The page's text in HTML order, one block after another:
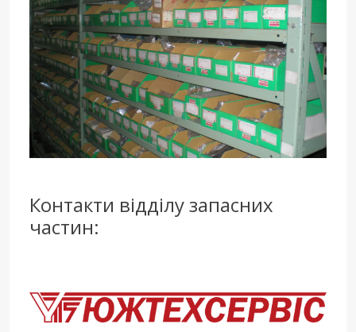
Контакти відділу запасних
частин: